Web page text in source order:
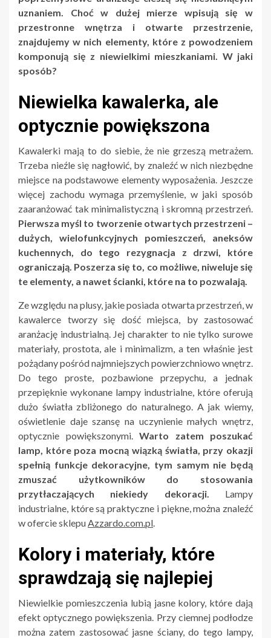
uznaniem. Choć w dużej mierze wpisują się w
przestronne wnętrza i otwarte przestrzenie,
znajdujemy w nich elementy, które z powodzeniem
komponują się z niewielkimi mieszkaniami. W jaki
sposób?
Niewielka kawalerka, ale
optycznie powiększona
Kawalerki mają to do siebie, że nie grzeszą metrażem.
Trzeba nieźle się nagłowić, by znaleźć w nich niezbędne
miejsce na podstawowe elementy wyposażenia. Jeszcze
więcej zachodu wymaga przemyślenie, w jaki sposób
zaaranżować tak minimalistyczną i skromną przestrzeń.
Pierwsza myśl to tworzenie otwartych przestrzeni –
dużych, wielofunkcyjnych pomieszczeń, aneksów
kuchennych, do tego rezygnacja z drzwi, które
ograniczają. Poszerza się to, co możliwe, niweluje się
te elementy, a nawet ścianki, które na to pozwalają.
Ze względu na plusy, jakie posiada otwarta przestrzeń, w
kawalerce tworzy się dość miejsca, by zastosować
aranżację industrialną. Jej charakter to nie tylko surowe
materiały, prostota, ale i minimalizm, a ten właśnie jest
pożądany pośród najmniejszych powierzchniowo wnętrz.
Do tego proste, pozbawione przepychu, a jednak
przepięknie wykonane lampy industrialne, które oferują
dużo światła zbliżonego do naturalnego. A jak wiemy,
oświetlenie daje szansę na uczynienie małych wnętrz,
optycznie powiększonymi.Warto zatem poszukać
lamp, które poza mocną wiązką światła, przy okazji
spełnią funkcje dekoracyjne, tym samym nie będą
zmuszać użytkowników do stosowania
przytłaczających niekiedy dekoracji. Lampy
industrialne, które są praktyczne i piękne, można znaleźć
w ofercie sklepuAzzardo.com.pl.
Kolory i materiały, które
sprawdzają się najlepiej
Niewielkie pomieszczenia lubią jasne kolory, które dają
efekt optycznego powiększenia. Przy ciemnej podłodze
można zatem zastosować jasne ściany, do tego lampy,